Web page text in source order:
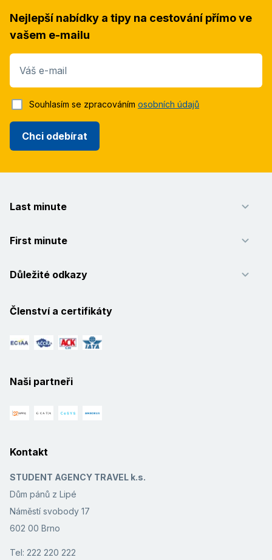
Nejlepší nabídky a tipy na cestování přímo ve
vašem e-mailu
Váš e-mail
Chci odebírat
Souhlasím se zpracováním osobních údajů
Last minute
First minute
Důležité odkazy
Členství a certifikáty
Naši partneři
Kontakt
STUDENT AGENCY TRAVEL k.s.
Dům pánů z Lipé
Náměstí svobody 17
602 00 Brno
Tel: 222 220 222